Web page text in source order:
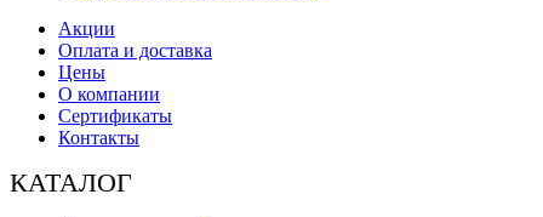
Акции
Оплата и доставка
Цены
О компании
Сертификаты
Контакты
КАТАЛОГ